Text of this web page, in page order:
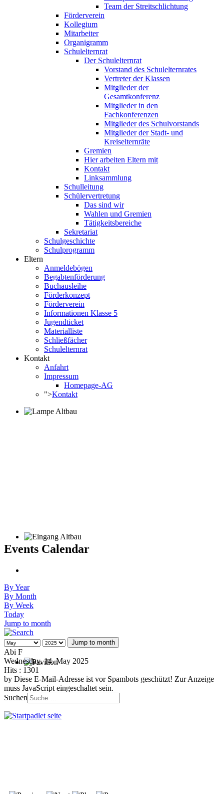
Team der Streitschlichtung
Förderverein
Kollegium
Mitarbeiter
Organigramm
Schulelternrat
Der Schulelternrat
Vorstand des Schulelternrates
Vertreter der Klassen
Mitglieder der
Gesamtkonferenz
Mitglieder in den
Fachkonferenzen
Mitglieder des Schulvorstands
Mitglieder der Stadt- und
Kreiselternräte
Gremien
Hier arbeiten Eltern mit
Kontakt
Linksammlung
Schulleitung
Schülervertretung
Das sind wir
Wahlen und Gremien
Tätigkeitsbereiche
Sekretariat
Schulgeschichte
Schulprogramm
Eltern
Anmeldebögen
Begabtenförderung
Buchausleihe
Förderkonzept
Förderverein
Informationen Klasse 5
Jugendticket
Materialliste
Schließfächer
Schulelternrat
Kontakt
Anfahrt
Impressum
Homepage-AG
">Kontakt
Events Calendar
By Year
By Month
By Week
Today
Jump to month
Jump to month
Abi F
Wednesday, 14. May 2025
Hits : 1301
by Diese E-Mail-Adresse ist vor Spambots geschützt! Zur Anzeige
muss JavaScript eingeschaltet sein.
Suchen